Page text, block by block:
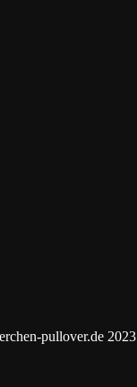
pullover.de 2023